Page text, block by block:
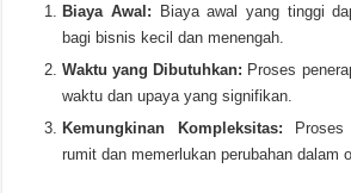
Biaya Awal: Biaya awal yang tinggi
bagi bisnis kecil dan menengah.
Waktu yang Dibutuhkan: Proses
waktu dan upaya yang signifikan.
Kemungkinan Kompleksitas: Proses
rumit dan memerlukan perubahan dalam